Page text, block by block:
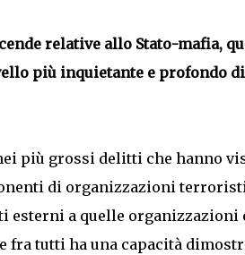
relative allo Stato-mafia,
più inquietante e profondo
più grossi delitti che hanno
di organizzazioni
esterni a quelle organizzazioni
fra tutti ha una capacità